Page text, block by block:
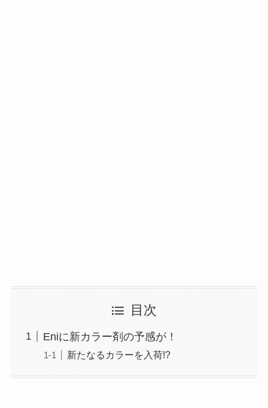
目次
Eniに新カラー剤の予感が！
新たなるカラーを入荷!?